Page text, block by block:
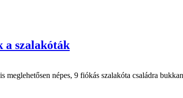
a szalakóták
népes, 9 fiókás szalakóta családra